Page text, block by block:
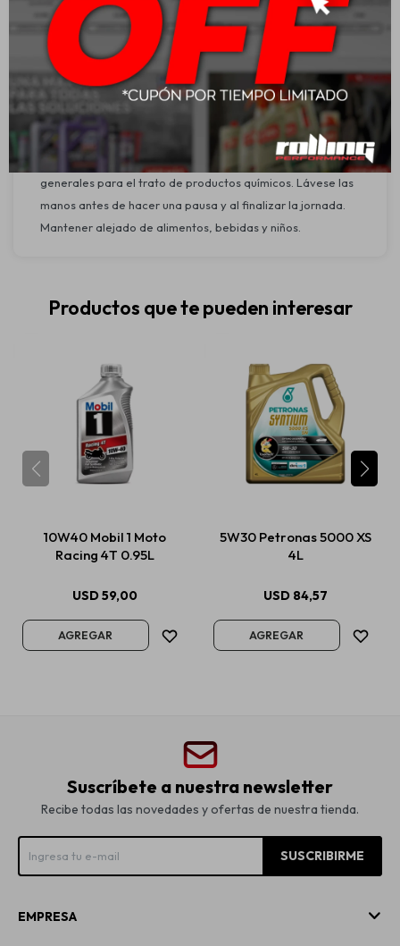
vinculado al automovilismo. Para vehículos con alta
exigencia que requieran de protección extrema.
Homologaciones:
API SL/CF | ACEA A3 / B3 | Fiat 9.55535-H3 (Alfa Romeo 159 -
Seguridad y medioambiente:
Se deben aplicar las medidas de higiene y precaución
generales para el trato de productos químicos. Lávese las
manos antes de hacer una pausa y al finalizar la jornada.
Mantener alejado de alimentos, bebidas y niños.
Productos que te pueden interesar
10W40 Mobil 1 Moto
Racing 4T 0.95L
USD59,00
5W30 Petronas 5000 XS
4L
USD 84,57
Suscríbete a nuestra newsletter
Recibe todas las novedades y ofertas de nuestra tienda.
SUSCRIBIRME
EMPRESA